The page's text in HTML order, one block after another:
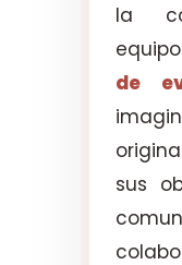
la
de
sus